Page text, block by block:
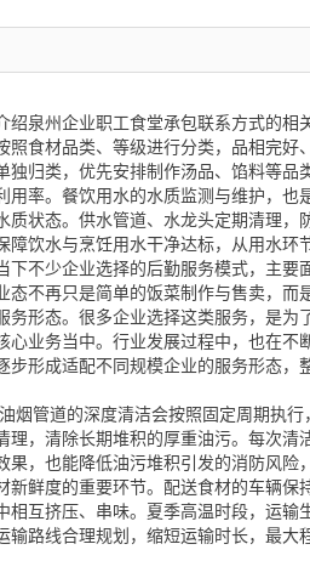
绍泉州企业职工食堂承包联系方式的相
照食材品类、等级进行分类，品相完好
归类，优先安排制作汤品、馅料等品
用率。餐饮用水的水质监测与维护，也
质状态。供水管道、水龙头定期清理，
饮水与烹饪用水干净达标，从用水环
下不少企业选择的后勤服务模式，主要
态不再只是简单的饭菜制作与售卖，而
形态。很多企业选择这类服务，是为
心业务当中。行业发展过程中，也在不
形成适配不同规模企业的服务形态，
烟管道的深度清洁会按照固定周期执
，清除长期堆积的厚重油污。每次清
果，也能降低油污堆积引发的消防风险
新鲜度的重要环节。配送食材的车辆保
相互挤压、串味。夏季高温时段，运输
输路线合理规划，缩短运输时长，最大